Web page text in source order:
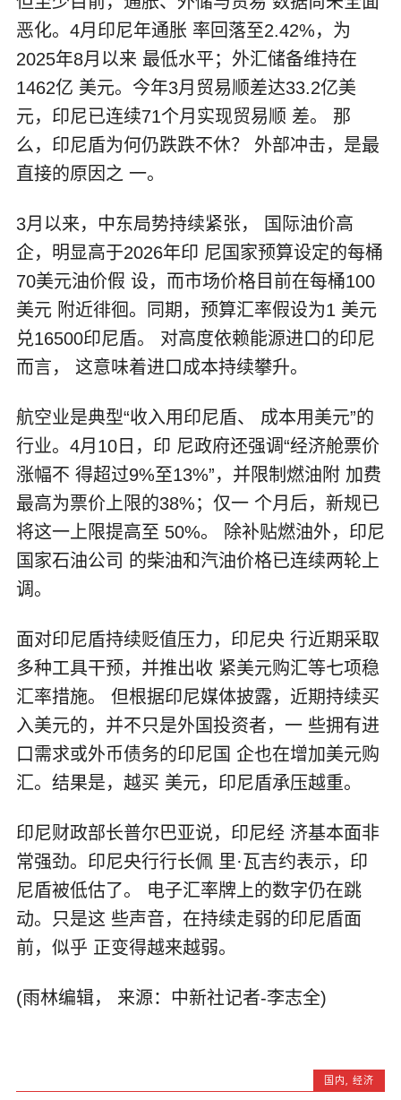
恶化。4月印尼年通胀 率回落至2.42%，为
2025年8月以来 最低水平；外汇储备维持在
1462亿 美元。今年3月贸易顺差达33.2亿美
元，印尼已连续71个月实现贸易顺 差。 那
么，印尼盾为何仍跌跌不休？ 外部冲击，是最
直接的原因之 一。
3月以来，中东局势持续紧张， 国际油价高
企，明显高于2026年印 尼国家预算设定的每桶
70美元油价假 设，而市场价格目前在每桶100
美元 附近徘徊。同期，预算汇率假设为1 美元
兑16500印尼盾。 对高度依赖能源进口的印尼
而言， 这意味着进口成本持续攀升。
航空业是典型“收入用印尼盾、 成本用美元”的
行业。4月10日，印 尼政府还强调“经济舱票价
涨幅不 得超过9%至13%”，并限制燃油附 加费
最高为票价上限的38%；仅一 个月后，新规已
将这一上限提高至 50%。 除补贴燃油外，印尼
国家石油公司 的柴油和汽油价格已连续两轮上
调。
面对印尼盾持续贬值压力，印尼央 行近期采取
多种工具干预，并推出收 紧美元购汇等七项稳
汇率措施。 但根据印尼媒体披露，近期持续买
入美元的，并不只是外国投资者，一 些拥有进
口需求或外币债务的印尼国 企也在增加美元购
汇。结果是，越买 美元，印尼盾承压越重。
印尼财政部长普尔巴亚说，印尼经 济基本面非
常强劲。印尼央行行长佩 里·瓦吉约表示，印
尼盾被低估了。 电子汇率牌上的数字仍在跳
动。只是这 些声音，在持续走弱的印尼盾面
前，似乎 正变得越来越弱。
(雨林编辑， 来源：中新社记者-李志全)
国内,经济